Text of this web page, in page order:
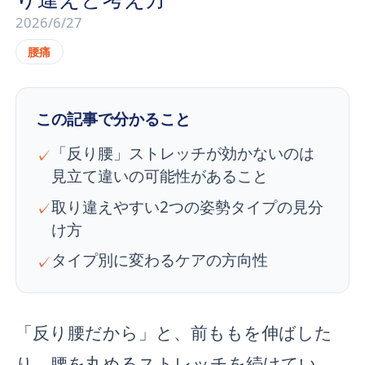
2026/6/27
腰痛
この記事で分かること
✓ 「反り腰」ストレッチが効かないのは
見立て違いの可能性があること
✓取り違えやすい2つの姿勢タイプの見分
け方
✓タイプ別に変わるケアの方向性
「反り腰だから」と、前ももを伸ばした